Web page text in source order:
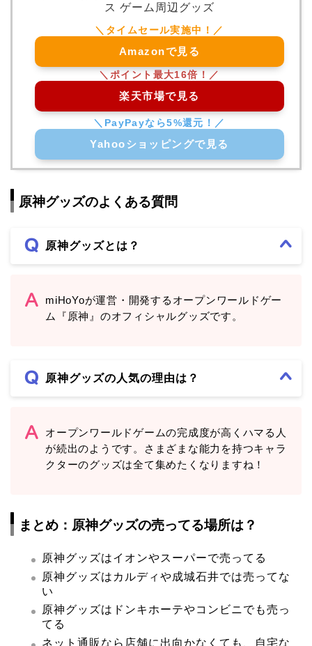
ス ゲーム周辺グッズ
Amazonで見る
楽天市場で見る
Yahooショッピングで見る
原神グッズのよくある質問
原神グッズとは？
miHoYoが運営・開発するオープンワールドゲー
ム『原神』のオフィシャルグッズです。
原神グッズの人気の理由は？
オープンワールドゲームの完成度が高くハマる人
が続出のようです。さまざまな能力を持つキャラ
クターのグッズは全て集めたくなりますね！
まとめ：原神グッズの売ってる場所は？
原神グッズはイオンやスーパーで売ってる
原神グッズはカルディや成城石井では売ってな
い
原神グッズはドンキホーテやコンビニでも売っ
てる
ネット通販なら店舗に出向かなくても、自宅な